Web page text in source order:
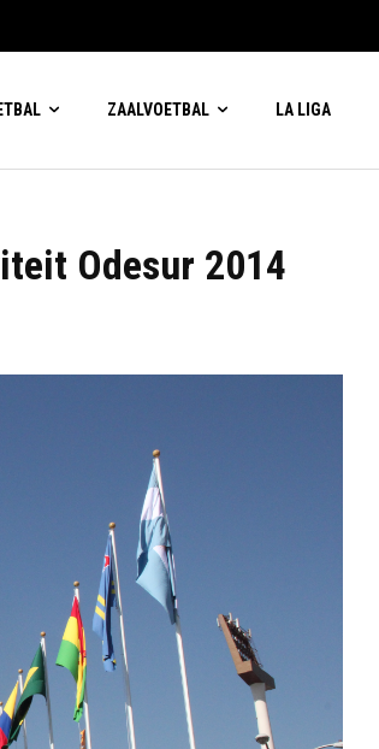
ZAALVOETBAL LA LIGA
Odesur 2014